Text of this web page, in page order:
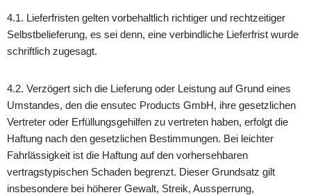
4.1. Lieferfristen gelten vorbehaltlich richtiger und rechtzeitiger
Selbstbelieferung, es sei denn, eine verbindliche Lieferfrist wurde
schriftlich zugesagt.
4.2. Verzögert sich die Lieferung oder Leistung auf Grund eines
Umstandes, den die ensutec Products GmbH, ihre gesetzlichen
Vertreter oder Erfüllungsgehilfen zu vertreten haben, erfolgt die
Haftung nach den gesetzlichen Bestimmungen. Bei leichter
Fahrlässigkeit ist die Haftung auf den vorhersehbaren
vertragstypischen Schaden begrenzt. Dieser Grundsatz gilt
insbesondere bei höherer Gewalt, Streik, Aussperrung,